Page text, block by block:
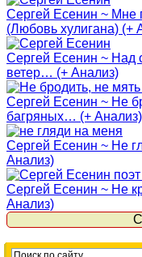
Сергей Есенин ~ Мне
(Любовь хулигана) (+
Сергей Есенин ~ Над
ветер… (+ Анализ)
Сергей Есенин ~ Не
багряных… (+ Анализ)
Сергей Есенин ~ Не
Анализ)
Сергей Есенин ~ Не
Анализ)